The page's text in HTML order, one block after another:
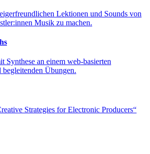
Lektionen und Sounds von
Musik zu machen.
Synthese an einem web-basierten
begleitenden Übungen.
Strategies for Electronic Producers“